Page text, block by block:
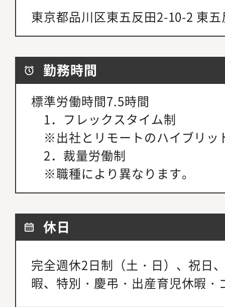
東京都品川区東五反田2-10-2 東
勤務時間
標準労働時間7.5時間
1．フレックスタイム制
※出社とリモートのハイブリッ
2．裁量労働制
※職種により異なります。
休日
完全週休2日制（土・日）、祝日
暇、特別・慶弔・出産育児休暇・